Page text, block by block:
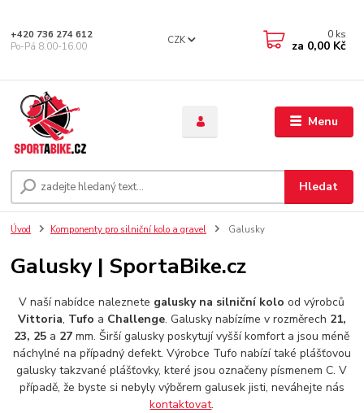
Menu
CZK
Hledat
+420 736 274 612
Po-Pá 8.00-16.00
0 ks
za 0,00 Kč
Úvod Komponenty pro silniční kolo a gravel Galusky
Galusky | SportaBike.cz
V naší nabídce naleznete galusky na silniční kolo od výrobců
Vittoria, Tufo a Challenge. Galusky nabízíme v rozměrech 21,
23, 25 a 27 mm. Širší galusky poskytují vyšší komfort a jsou méně
náchylné na případný defekt. Výrobce Tufo nabízí také plášťovou
galusky takzvané plášťovky, které jsou označeny písmenem C. V
případě, že byste si nebyly výběrem galusek jisti, neváhejte nás
kontaktovat.